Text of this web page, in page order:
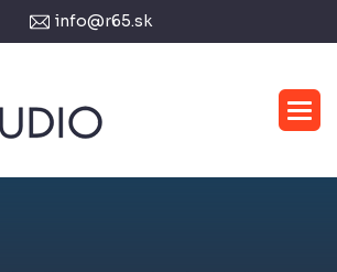
info@r65.sk